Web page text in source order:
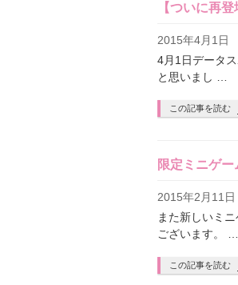
【ついに再
2015年4月1日
4月1日データ
と思いまし …
この記事を読む
限定ミニゲ
2015年2月11日
また新しいミ
ございます。 …
この記事を読む